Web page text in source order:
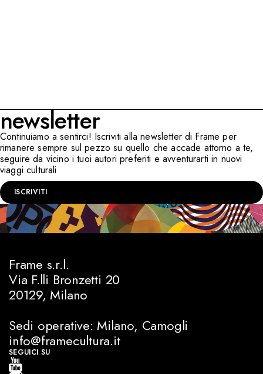
newsletter
Continuiamo a sentirci! Iscriviti alla newsletter di Frame per
rimanere sempre sul pezzo su quello che accade attorno a te,
seguire da vicino i tuoi autori preferiti e avventurarti in nuovi
viaggi culturali
ISCRIVITI
Frame s.r.l.
Via F.lli Bronzetti 20
20129, Milano
Sedi operative: Milano, Camogli
info@framecultura.it
SEGUICI SU